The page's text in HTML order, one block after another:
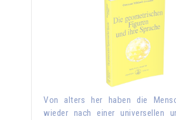
Von alters her haben die
wieder nach einer universellen